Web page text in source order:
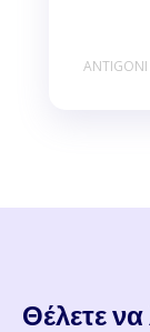
Θέλετε